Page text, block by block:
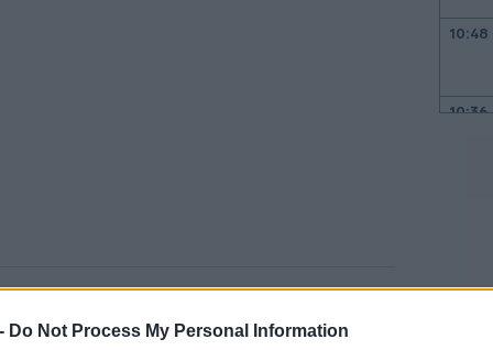
Do Not Process My Personal Information
(«Eurobank» ή «Τράπεζα»)
10:48
10:36